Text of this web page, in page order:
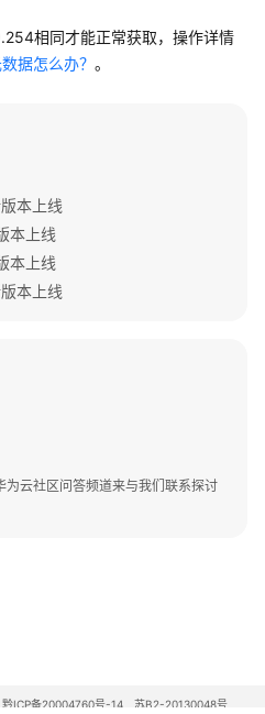
相同才能正常获取，操作详情
据怎么办？ 。
本上线
本上线
本上线
本上线
云社区问答频道来与我们联系探讨
黔ICP备20004760号-14 苏B2-20130048号